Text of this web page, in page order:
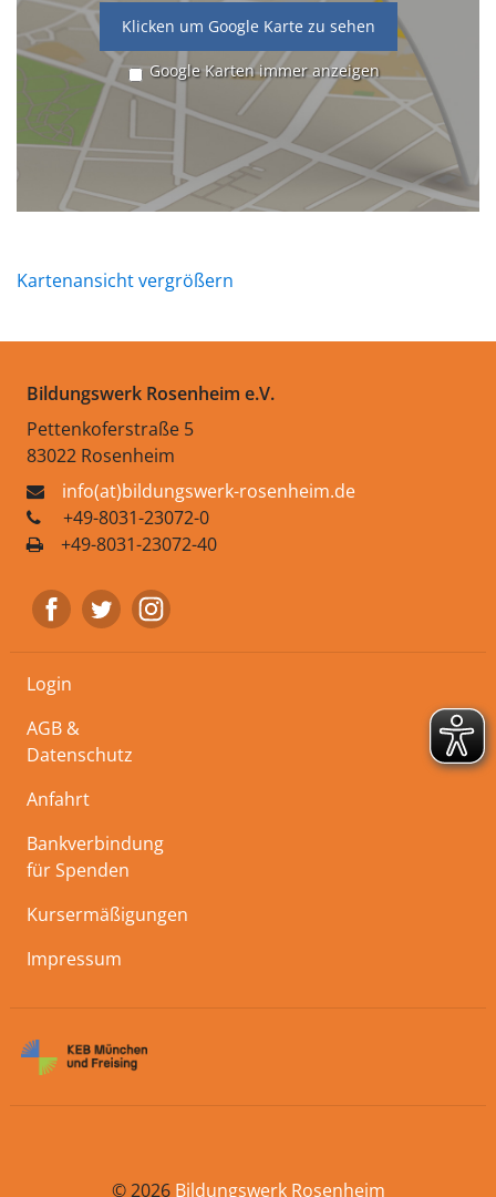
Klicken um Google Karte zu sehen
Google Karten immer anzeigen
Kartenansicht vergrößern
Bildungswerk Rosenheim e.V.
Pettenkoferstraße 5
83022 Rosenheim
info(at)bildungswerk-rosenheim.de
+49-8031-23072-0
+49-8031-23072-40
Login
AGB &
Datenschutz
Anfahrt
Bankverbindung
für Spenden
Kursermäßigungen
Impressum
© 2026 Bildungswerk Rosenheim